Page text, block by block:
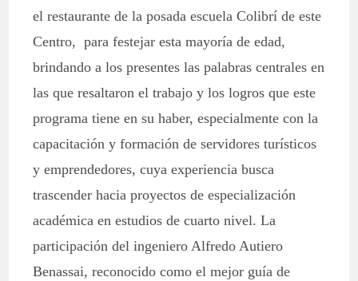
el restaurante de la posada escuela Colibrí de este
Centro, para festejar esta mayoría de edad,
brindando a los presentes las palabras centrales en
las que resaltaron el trabajo y los logros que este
programa tiene en su haber, especialmente con la
capacitación y formación de servidores turísticos
y emprendedores, cuya experiencia busca
trascender hacia proyectos de especialización
académica en estudios de cuarto nivel. La
participación del ingeniero Alfredo Autiero
Benassai, reconocido como el mejor guía de